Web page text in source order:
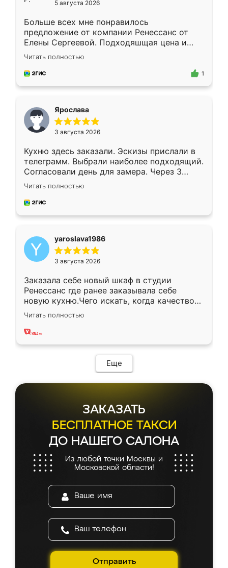
5 августа 2026
Больше всех мне понравилось
предложение от компании Ренессанс от
Елены Сергеевой. Подходяшщая цена и
короткие сроки изготовления. Приехавший
для замера сотрудник Владислав
предложил по моему эскизу самый
Читать полностью
1
Ярослава
3 августа 2026
Кухню здесь заказали. Эскизы прислали в
телеграмм. Выбрали наиболее подходящий.
Согласовали день для замера. Через 3
недели кухня была уже готова. Остались
довольны работой. Спасибо Ренессанс
мебель за качественную работу!
Читать полностью
yaroslava1986
3 августа 2026
Заказала себе новый шкаф в студии
Ренессанс где ранее заказывала себе
новую кухню.Чего искать, когда качеством
вполне довольна. Служит кухня уже почти
два года, нареканий нет.
Читать полностью
Еще
ЗАКАЗАТЬ
БЕСПЛАТНОЕ ТАКСИ
ДО НАШЕГО САЛОНА
Из любой точки Москвы и
Московской области!
Отправить